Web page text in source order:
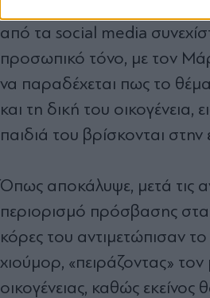
από τα social media
προσωπικό τόνο, με τον
να παραδέχεται πως το
και τη δική του οικογένεια,
παιδιά του βρίσκονται στην
Όπως αποκάλυψε, μετά τις
περιορισμό πρόσβασης
κόρες του αντιμετώπισαν
χιούμορ, «πειράζοντας»
οικογένειας, καθώς εκείνος